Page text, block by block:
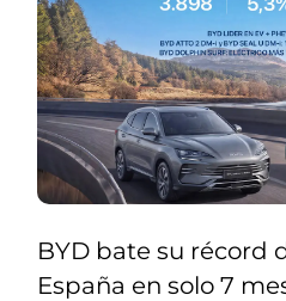
BYD bate su récord
España en solo 7